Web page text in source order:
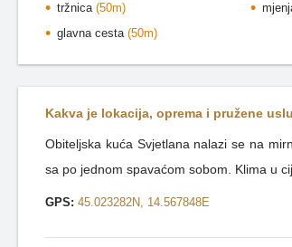
tržnica (50m)
glavna cesta (50m)
Kakva je lokacija, oprema i pružene
Obiteljska kuća Svjetlana nalazi se na
sa po jednom spavaćom sobom. Klima u
GPS: 45.023282N, 14.567848E